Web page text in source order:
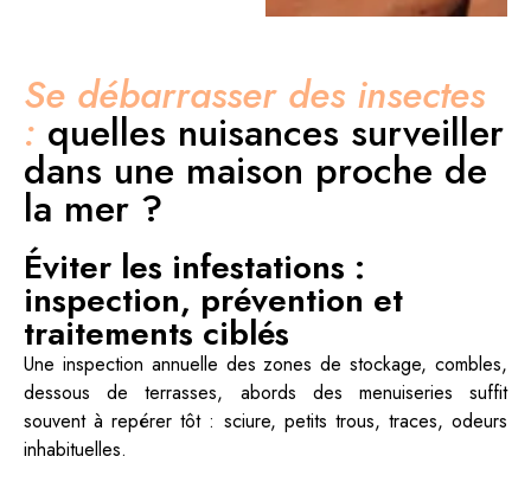
Se débarrasser des insectes
: quelles nuisances surveiller
dans une maison proche de
la mer ?
Éviter les infestations :
inspection, prévention et
traitements ciblés
Une inspection annuelle des zones de stockage, combles,
dessous de terrasses, abords des menuiseries suffit
souvent à repérer tôt : sciure, petits trous, traces, odeurs
inhabituelles.